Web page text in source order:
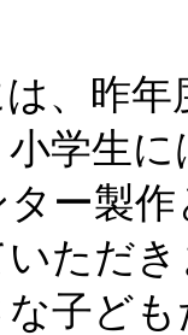
、昨年
学生
ター製
ただ
子ど